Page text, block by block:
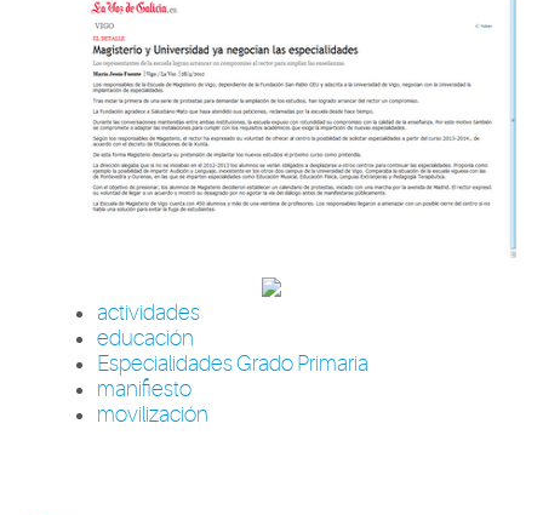
actividades
educación
Especialidades Grado Primaria
manifiesto
movilización